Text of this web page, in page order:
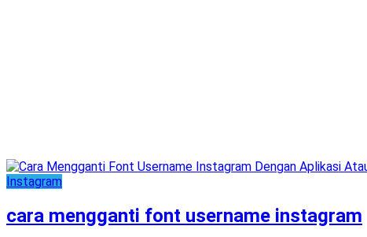
Instagram
cara mengganti font username instagram